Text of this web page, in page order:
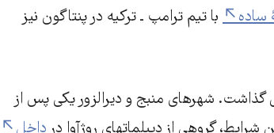
ساده
با تیم ترامپ ـ ترکیه در پنتاگون نیز
گذاشت. شهرهای منبج و دیرالزور یکی پس از